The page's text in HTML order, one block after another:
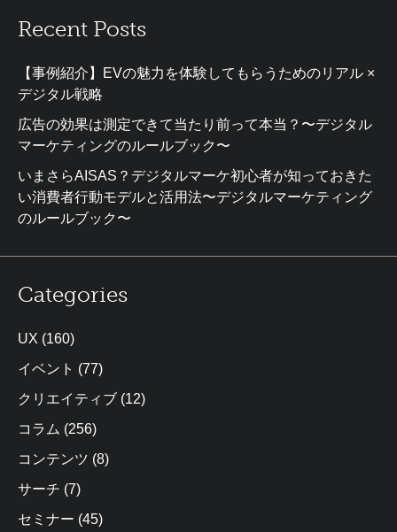
Recent Posts
【事例紹介】EVの魅力を体験してもらうためのリアル ×
デジタル戦略
広告の効果は測定できて当たり前って本当？〜デジタル
マーケティングのルールブック〜
いまさらAISAS？デジタルマーケ初心者が知っておきた
い消費者行動モデルと活用法〜デジタルマーケティング
のルールブック〜
Categories
UX (160)
イベント (77)
クリエイティブ (12)
コラム (256)
コンテンツ (8)
サーチ (7)
セミナー (45)